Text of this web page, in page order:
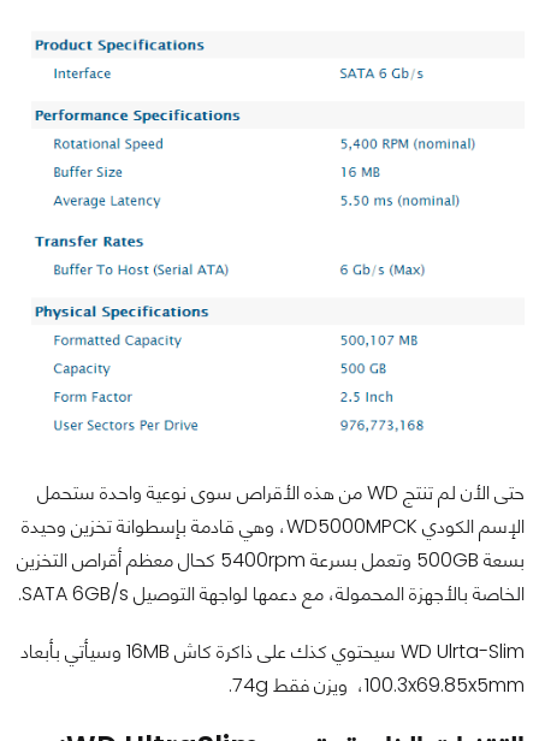
حتى الأن لم تنتج WD من هذه الأقراص سوى نوعية واحدة ستحمل
الإسم الكودي WD5000MPCK، وهي قادمة بإسطوانة تخزين وحيدة
بسعة 500GB وتعمل بسرعة 5400rpm كحال معظم أقراص التخزين
الخاصة بالأجهزة المحمولة، مع دعمها لواجهة التوصيل SATA 6GB/s.
WD Ulrta-Slim سيحتوي كذك على ذاكرة كاش 16MB وسيأتي بأبعاد
100.3x69.85x5mm، ويزن فقط 74g.